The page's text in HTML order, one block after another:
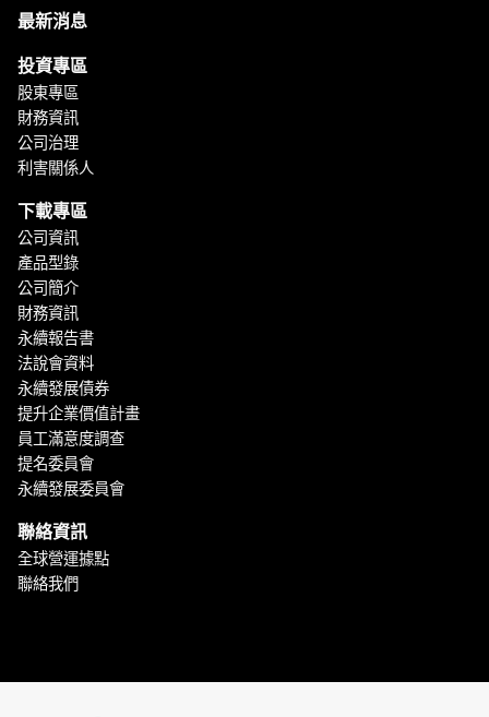
最新消息
投資專區
股東專區
財務資訊
公司治理
利害關係人
下載專區
公司資訊
產品型錄
公司簡介
財務資訊
永續報告書
法說會資料
永續發展債券
提升企業價值計畫
員工滿意度調查
提名委員會
永續發展委員會
聯絡資訊
全球營運據點
聯絡我們